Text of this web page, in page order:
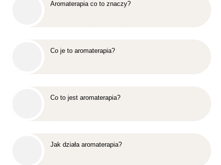
Aromaterapia co to znaczy?
Co je to aromaterapia?
Co to jest aromaterapia?
Jak działa aromaterapia?